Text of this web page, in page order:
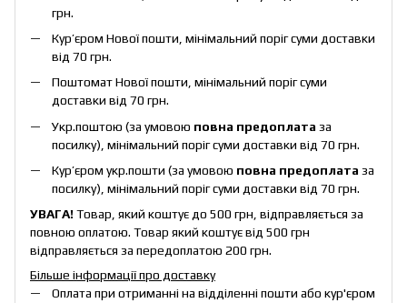
грн.
Кур’єром Нової пошти, мінімальний поріг суми доставки
від 70 грн.
Поштомат Нової пошти, мінімальний поріг суми
доставки від 70 грн.
Укр.поштою (за умовою повна предоплата за
посилку), мінімальний поріг суми доставки від 70 грн.
Кур’єром укр.пошти (за умовою повна предоплата за
посилку), мінімальний поріг суми доставки від 70 грн.
УВАГА!Товар, який коштує до 500 грн, відправляється за
повною оплатою. Товар який коштує від 500 грн
відправляється за передоплатою 200 грн.
Більше інформації про доставку
Оплата при отриманні на відділенні пошти або кур'єром